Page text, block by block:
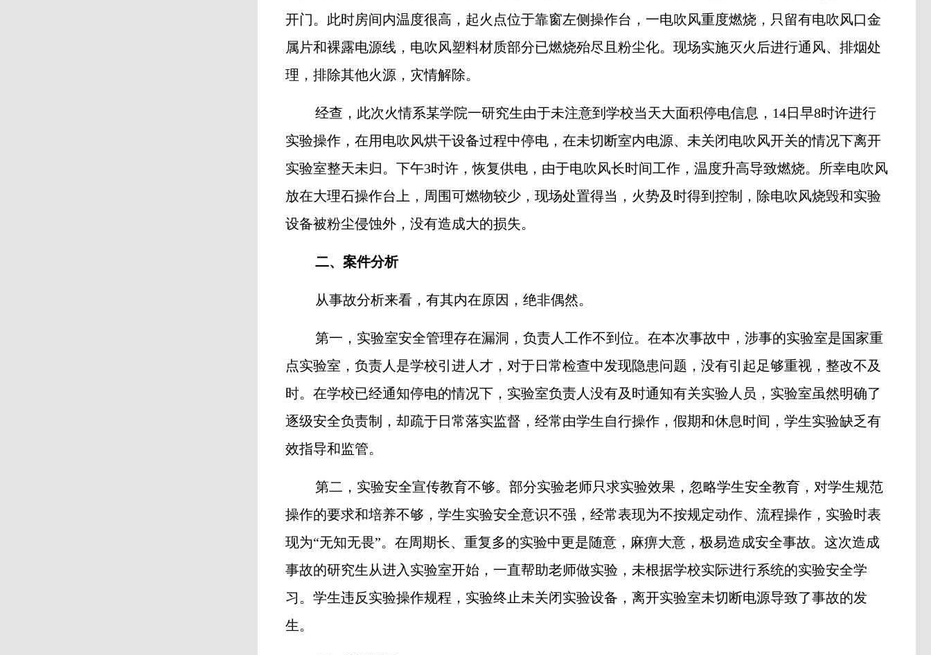
开门。此时房间内温度很高，起火点位于靠窗左侧操作台，一电吹风重度燃烧，只留有电吹风口金
属片和裸露电源线，电吹风塑料材质部分已燃烧殆尽且粉尘化。现场实施灭火后进行通风、排烟处
理，排除其他火源，灾情解除。
经查，此次火情系某学院一研究生由于未注意到学校当天大面积停电信息， 14日早8时许进行
实验操作，在用电吹风烘干设备过程中停电，在未切断室内电源、未关闭电吹风开关的情况下离开
实验室整天未归。下午3时许，恢复供电，由于电吹风长时间工作，温度升高导致燃烧。所幸电吹风
放在大理石操作台上，周围可燃物较少，现场处置得当，火势及时得到控制，除电吹风烧毁和实验
设备被粉尘侵蚀外，没有造成大的损失。
二、案件分析
从事故分析来看，有其内在原因，绝非偶然。
第一，实验室安全管理存在漏洞，负责人工作不到位。在本次事故中，涉事的实验室是国家重
点实验室，负责人是学校引进人才，对于日常检查中发现隐患问题，没有引起足够重视，整改不及
时。在学校已经通知停电的情况下，实验室负责人没有及时通知有关实验人员，实验室虽然明确了
逐级安全负责制，却疏于日常落实监督，经常由学生自行操作，假期和休息时间，学生实验缺乏有
效指导和监管。
第二，实验安全宣传教育不够。部分实验老师只求实验效果，忽略学生安全教育，对学生规范
操作的要求和培养不够，学生实验安全意识不强，经常表现为不按规定动作、流程操作，实验时表
现为“无知无畏”。在周期长、重复多的实验中更是随意，麻痹大意，极易造成安全事故。这次造成
事故的研究生从进入实验室开始，一直帮助老师做实验，未根据学校实际进行系统的实验安全学
习。学生违反实验操作规程，实验终止未关闭实验设备，离开实验室未切断电源导致了事故的发
生。